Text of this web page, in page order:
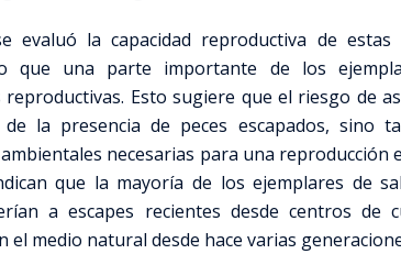
evaluó la capacidad reproductiva de
que una parte importante de los
reproductivas. Esto sugiere que el riesgo de
de la presencia de peces escapados, sino
necesarias para una reproducción
que la mayoría de los ejemplares de
a escapes recientes desde centros de
el medio natural desde hace varias